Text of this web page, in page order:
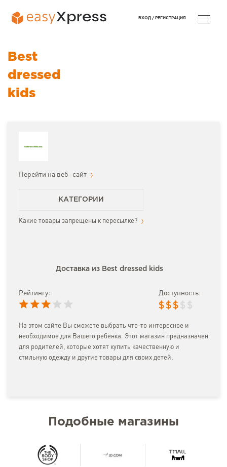
Best
dressed
kids
Перейти на веб- сайт
КАТЕГОРИИ
Какие товары запрещены к пересылке?
Доставка из Best dressed kids
Рейтингу: Доступность:
$ $ $ $ $
На этом сайте Вы сможете выбрать что-то интересное и
необходимое для Вашего ребенка. Этот магазин предназначен
для родителей, которые хотят купить качественную и
стильную одежду и другие товары для своих детей.
Подобные магазины
ВХОД / РЕГИСТРАЦИЯ